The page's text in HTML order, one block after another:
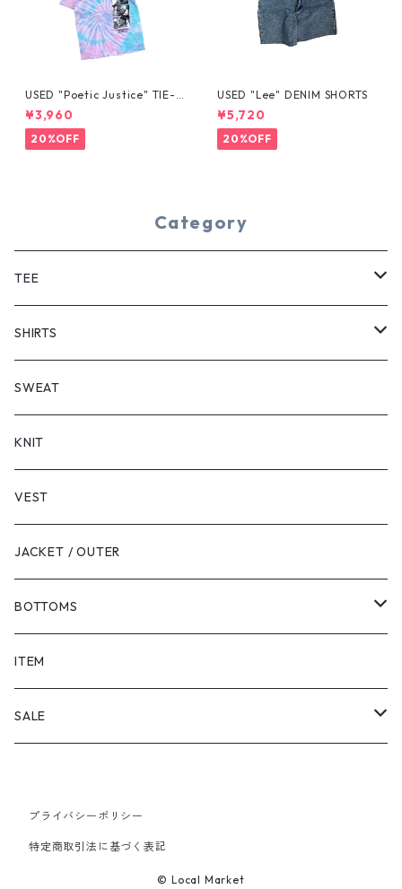
USED "Poetic Justice" TIE-D
YE TEE
¥3,960
20%OFF
USED "Lee" DENIM SHORTS
¥5,720
20%OFF
Category
TEE
SHORT SLEEVE
LONG SLEEVE
SHIRTS
SHORT SLEEVE
LONG SLEEVE
SWEAT
KNIT
VEST
JACKET / OUTER
BOTTOMS
SHORTS
PANTS
ITEM
SALE
PANTS
プライバシーポリシー
特定商取引法に基づく表記
© Local Market